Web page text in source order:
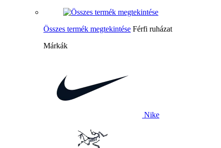
Összes termék megtekintése Férfi ruházat
Márkák
Nike